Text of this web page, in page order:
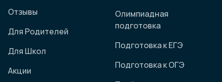
Отзывы
Для Родителей
Для Школ
Акции
Олимпиадная
подготовка
Подготовка к ЕГЭ
Подготовка к ОГЭ